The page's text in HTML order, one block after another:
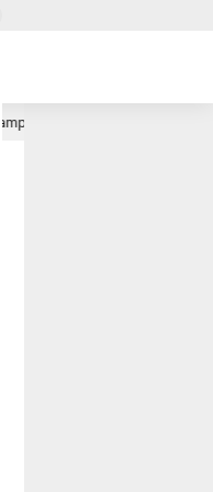
Resmi Diluncurkan, Provinsi